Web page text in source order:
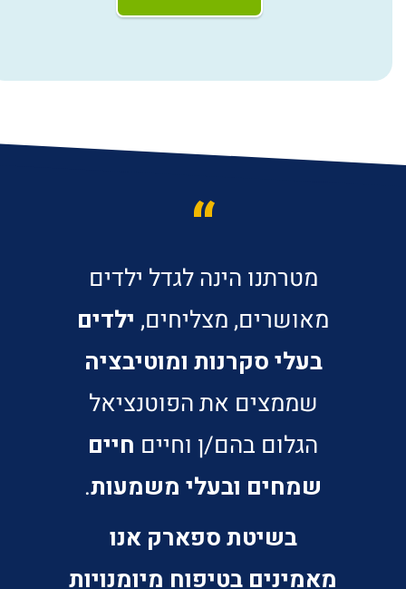
“
מטרתנו הינה לגדל ילדים
מאושרים, מצליחים, ילדים
בעלי סקרנות ומוטיבציה
שממצים את הפוטנציאל
הגלום בהם/ן וחיים חיים
שמחים ובעלי משמעות.
בשיטת ספארק אנו
מאמינים בטיפוח מיומנויות